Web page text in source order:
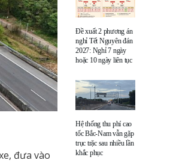
đưa vào
Đề xuất 2 phương án
nghỉ Tết Nguyên đán
2027: Nghỉ 7 ngày
hoặc 10 ngày liên tục
Hệ thống thu phí cao
tốc Bắc-Nam vẫn gặp
trục trặc sau nhiều lần
khắc phục